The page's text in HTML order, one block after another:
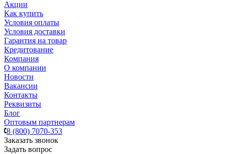
Акции
Как купить
Условия оплаты
Условия доставки
Гарантия на товар
Кредитование
Компания
О компании
Новости
Вакансии
Контакты
Реквизиты
Блог
Оптовым партнерам
8 (800) 7070-353
Заказать звонок
Задать вопрос